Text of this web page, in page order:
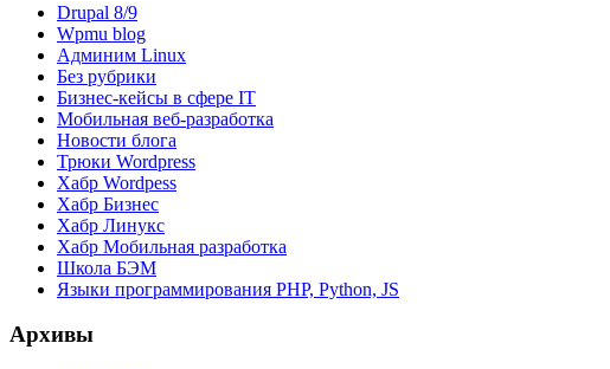
Drupal 8/9
Wpmu blog
Админим Linux
Без рубрики
Бизнес-кейсы в сфере IT
Мобильная веб-разработка
Новости блога
Трюки Wordpress
Хабр Wordpess
Хабр Бизнес
Хабр Линукс
Хабр Мобильная разработка
Школа БЭМ
Языки программирования PHP, Python, JS
Архивы